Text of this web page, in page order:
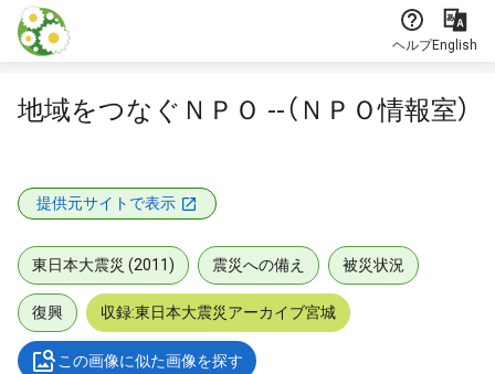
本文に飛ぶ
ヘルプEnglish
地域をつなぐＮＰＯ --（ＮＰＯ情報室）
提供元サイトで表示
東日本大震災 (2011) 震災への備え 被災状況
復興 収録:東日本大震災アーカイブ宮城
この画像に似た画像を探す